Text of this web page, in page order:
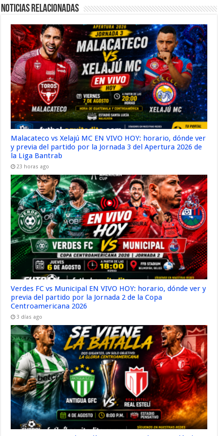
Noticias Relacionadas
Malacateco vs Xelajú MC EN VIVO HOY: horario, dónde ver
y previa del partido por la Jornada 3 del Apertura 2026 de
la Liga Bantrab
23 horas ago
Verdes FC vs Municipal EN VIVO HOY: horario, dónde ver y
previa del partido por la Jornada 2 de la Copa
Centroamericana 2026
3 días ago